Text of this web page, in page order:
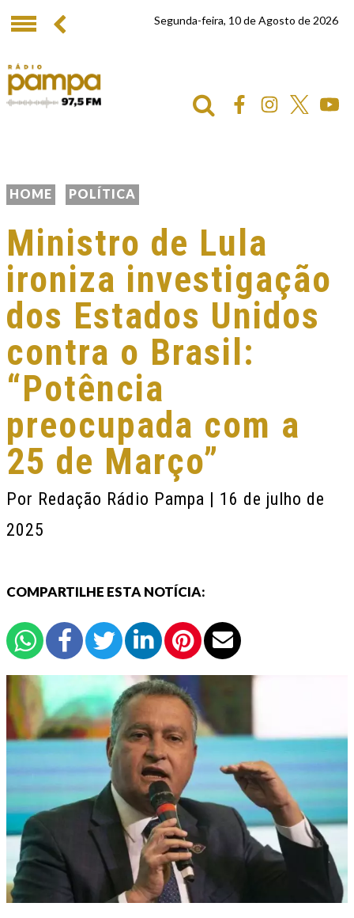
Segunda-feira, 10 de Agosto de 2026
HOME POLÍTICA
Ministro de Lula
ironiza investigação
dos Estados Unidos
contra o Brasil:
“Potência
preocupada com a
25 de Março”
Por Redação Rádio Pampa | 16 de julho de
2025
COMPARTILHE ESTA NOTÍCIA: